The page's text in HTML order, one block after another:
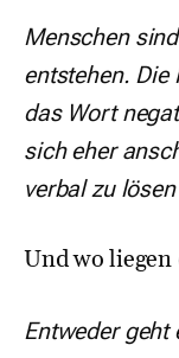
Menschen
entstehen. Die
das Wort
sich eher
verbal zu
Und wo
Entweder